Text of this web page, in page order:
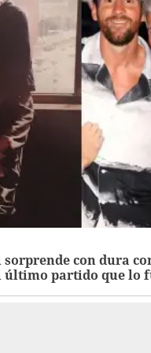
sorprende con dura
último partido que lo